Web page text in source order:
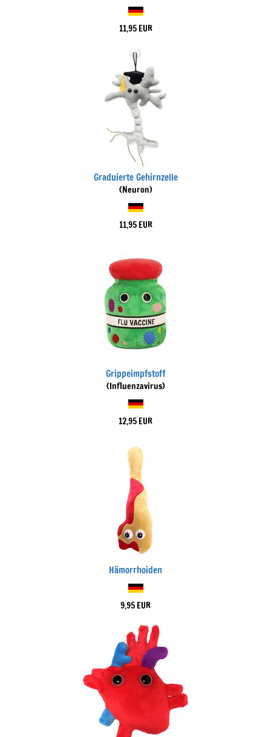
11,95 EUR
Graduierte Gehirnzelle
(Neuron)
11,95 EUR
Grippeimpfstoff
(Influenzavirus)
12,95 EUR
Hämorrhoiden
9,95 EUR